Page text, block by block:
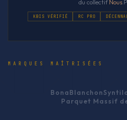
du collectif Nous
KBIS VÉRIFIÉ RC PRO
MARQUES MAÎTRISÉES
BonaBlanchon
Parquet Massif